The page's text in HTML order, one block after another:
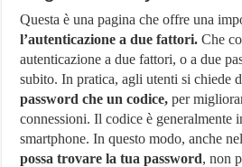
Questa è una pagina che offre una
l’autenticazione a due fattori. Che
autenticazione a due fattori, o a due
subito. In pratica, agli utenti si chiede
password che un codice, per
connessioni. Il codice è generalmente
smartphone. In questo modo, anche
possa trovare la tua password, non